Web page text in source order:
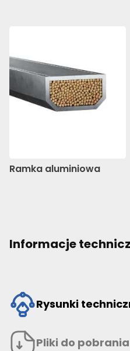
Ramka aluminiowa
Informacje
Rysunki
Pliki do pobrania